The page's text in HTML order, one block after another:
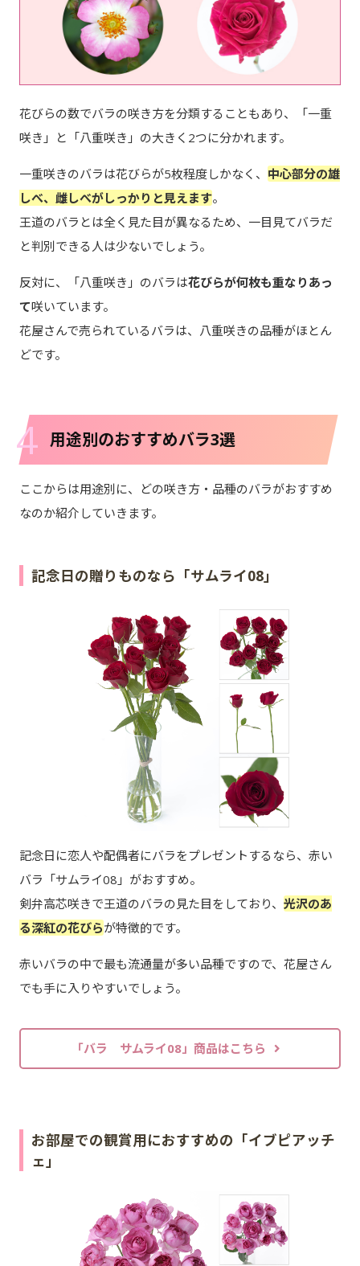
花びらの数でバラの咲き方を分類することもあり、「一重
咲き」と「八重咲き」の大きく2つに分かれます。
一重咲きのバラは花びらが5枚程度しかなく、 中心部分の雄
しべ、雌しべがしっかりと見えます。
王道のバラとは全く見た目が異なるため、一目見てバラだ
と判別できる人は少ないでしょう。
反対に、「八重咲き」のバラは花びらが何枚も重なりあっ
て咲いています。
花屋さんで売られているバラは、八重咲きの品種がほとん
どです。
4 用途別のおすすめバラ3選
ここからは用途別に、どの咲き方・品種のバラがおすすめ
なのか紹介していきます。
記念日の贈りものなら「サムライ08」
記念日に恋人や配偶者にバラをプレゼントするなら、赤い
バラ「サムライ08」がおすすめ。
剣弁高芯咲きで王道のバラの見た目をしており、 光沢のあ
る深紅の花びらが特徴的です。
赤いバラの中で最も流通量が多い品種ですので、花屋さん
でも手に入りやすいでしょう。
「バラ サムライ08」商品はこちら
お部屋での観賞用におすすめの「イブピアッチ
ェ」